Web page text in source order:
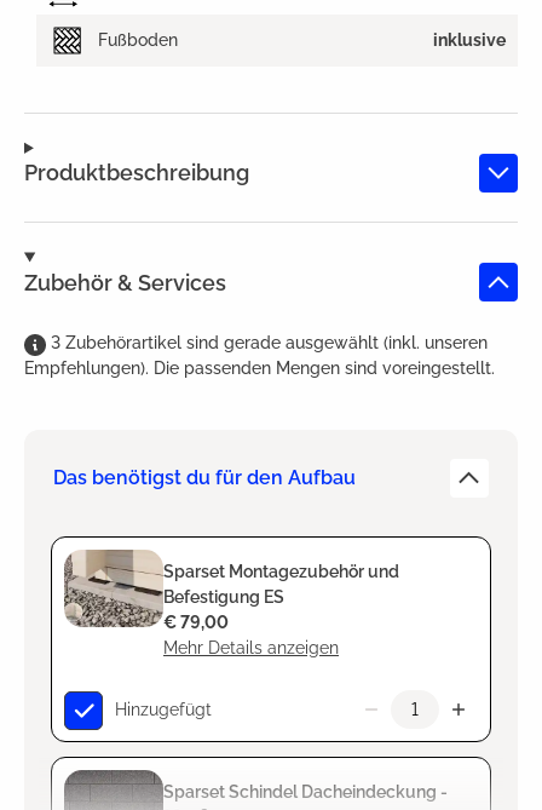
Produktbeschreibung
Zubehör & Services
3 Zubehörartikel sind gerade ausgewählt (inkl. unseren
Empfehlungen). Die passenden Mengen sind voreingestellt.
Das benötigst du für den Aufbau
Sparset Montagezubehör und
Befestigung ES
Mehr Details anzeigen
€ 79,00
Hinzugefügt
Sparset Schindel Dacheindeckung -
Fußboden inklusive